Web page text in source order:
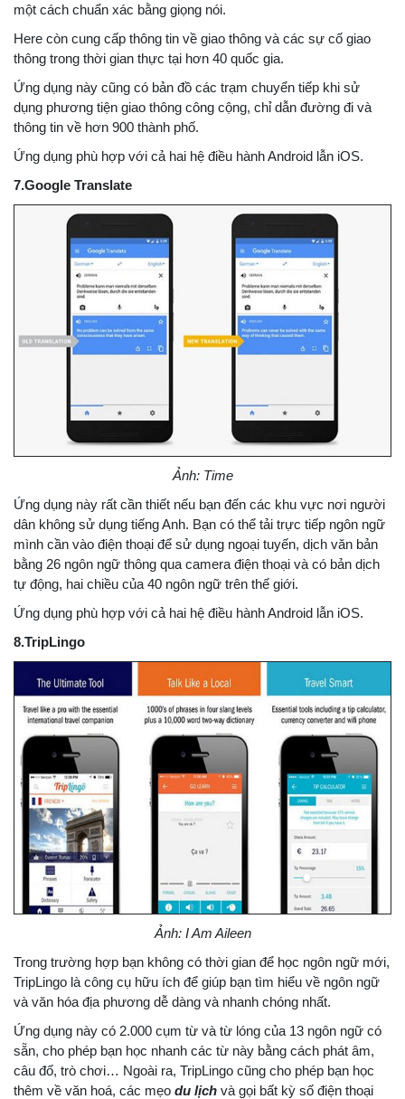
một cách chuẩn xác bằng giọng nói.
Here còn cung cấp thông tin về giao thông và các sự cố giao
thông trong thời gian thực tại hơn 40 quốc gia.
Ứng dụng này cũng có bản đồ các trạm chuyển tiếp khi sử
dụng phương tiện giao thông công cộng, chỉ dẫn đường đi và
thông tin về hơn 900 thành phố.
Ứng dụng phù hợp với cả hai hệ điều hành Android lẫn iOS.
7.Google Translate
Ảnh: Time
Ứng dụng này rất cần thiết nếu bạn đến các khu vực nơi người
dân không sử dụng tiếng Anh. Bạn có thể tải trực tiếp ngôn ngữ
mình cần vào điện thoại để sử dụng ngoại tuyến, dịch văn bản
bằng 26 ngôn ngữ thông qua camera điện thoại và có bản dịch
tự động, hai chiều của 40 ngôn ngữ trên thế giới.
Ứng dụng phù hợp với cả hai hệ điều hành Android lẫn iOS.
8.TripLingo
Ảnh: I Am Aileen
Trong trường hợp bạn không có thời gian để học ngôn ngữ mới,
TripLingo là công cụ hữu ích để giúp bạn tìm hiểu về ngôn ngữ
và văn hóa địa phương dễ dàng và nhanh chóng nhất.
Ứng dụng này có 2.000 cụm từ và từ lóng của 13 ngôn ngữ có
sẵn, cho phép bạn học nhanh các từ này bằng cách phát âm,
câu đố, trò chơi… Ngoài ra, TripLingo cũng cho phép bạn học
thêm về văn hoá, các mẹo du lịch và gọi bất kỳ số điện thoại